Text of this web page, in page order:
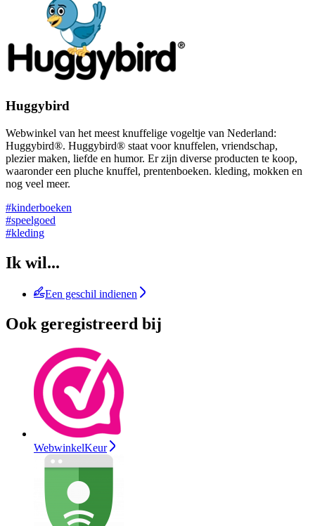
Huggybird
Webwinkel van het meest knuffelige vogeltje van Nederland:
Huggybird®. Huggybird® staat voor knuffelen, vriendschap,
plezier maken, liefde en humor. Er zijn diverse producten te koop,
waaronder een pluche knuffel, prentenboeken. kleding, mokken en
nog veel meer.
#kinderboeken
#speelgoed
#kleding
Ik wil...
Een geschil indienen
Ook geregistreerd bij
WebwinkelKeur